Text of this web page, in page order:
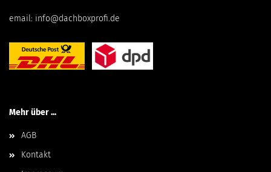
email: info@dachboxprofi.de
Mehr über ...
AGB
Kontakt